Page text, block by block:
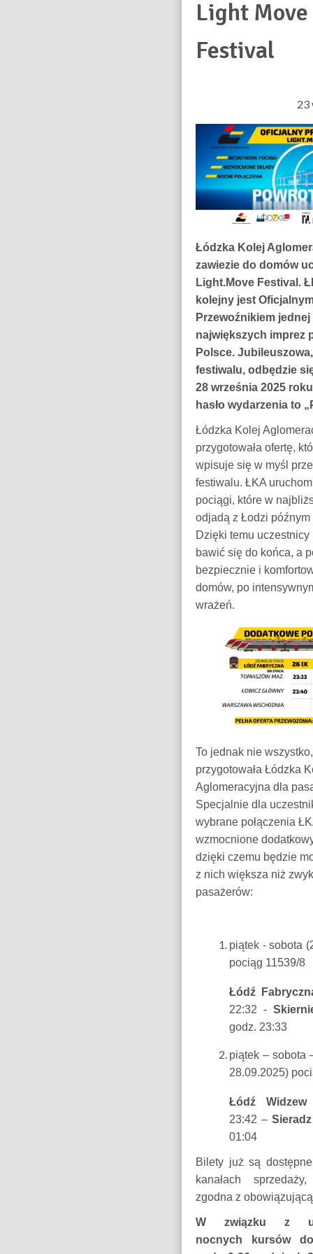
Light Move
Festival
23
Łódzka Kolej
zawiezie do domów
Light.Move Festival.
kolejny jest
Przewoźnikiem jednej
największych imprez
Polsce.
festiwalu, odbędzie
28 września 2025
hasło wydarzenia to
Łódzka Kolej
przygotowała ofertę,
wpisuje się w myśl
festiwalu. ŁKA
pociągi, które w
odjadą z Łodzi
Dzięki temu
bawić się do końca, a
bezpiecznie i
domów, po
wrażeń.
To jednak nie
przygotowała Łódzka
Aglomeracyjna dla
Specjalnie dla
wybrane połączenia
wzmocnione
dzięki czemu będzie
z nich większa niż
pasażerów:
piątek - sobota
pociąg 11539/8
Łódź
22:32 -
godz. 23:33
piątek – sobota
28.09.2025)
Łódź Widzew
23:42 – Sieradz
01:04
Bilety już są
kanałach
zgodna z
W związku z
nocnych kursów